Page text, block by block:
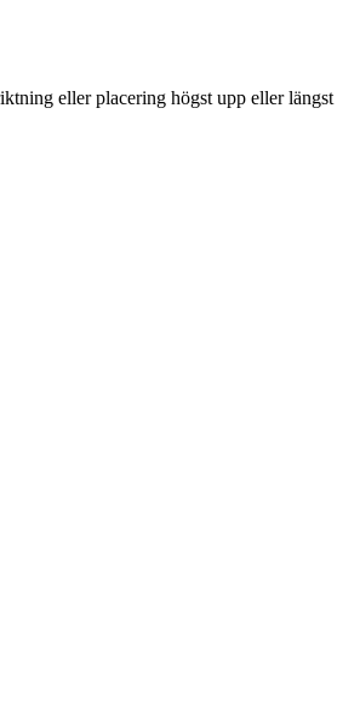
eller placering högst upp eller längst